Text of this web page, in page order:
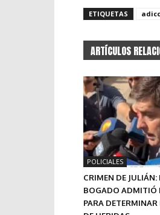
ETIQUETAS
ARTÍCULOS
POLICIALES
CRIMEN DE JULIÁN:
BOGADO ADMITIÓ
PARA